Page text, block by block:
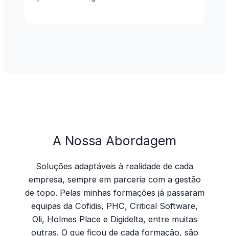
A Nossa Abordagem
Soluções adaptáveis à realidade de cada
empresa, sempre em parceria com a gestão
de topo. Pelas minhas formações já passaram
equipas da Cofidis, PHC, Critical Software,
Oli, Holmes Place e Digidelta, entre muitas
outras. O que ficou de cada formação, são